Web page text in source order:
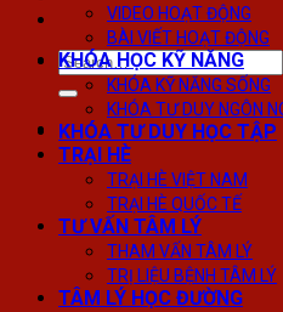
VIDEO HOẠT ĐỘNG
BÀI VIẾT HOẠT ĐỘNG
KHÓA HỌC KỸ NĂNG
KHÓA KỸ NĂNG SỐNG
KHÓA TƯ DUY NGÔN
KHÓA TƯ DUY HỌC TẬP
TRẠI HÈ
TRẠI HÈ VIỆT NAM
TRẠI HÈ QUỐC TẾ
TƯ VẤN TÂM LÝ
THAM VẤN TÂM LÝ
TRỊ LIỆU BỆNH TÂM LÝ
TÂM LÝ HỌC ĐƯỜNG